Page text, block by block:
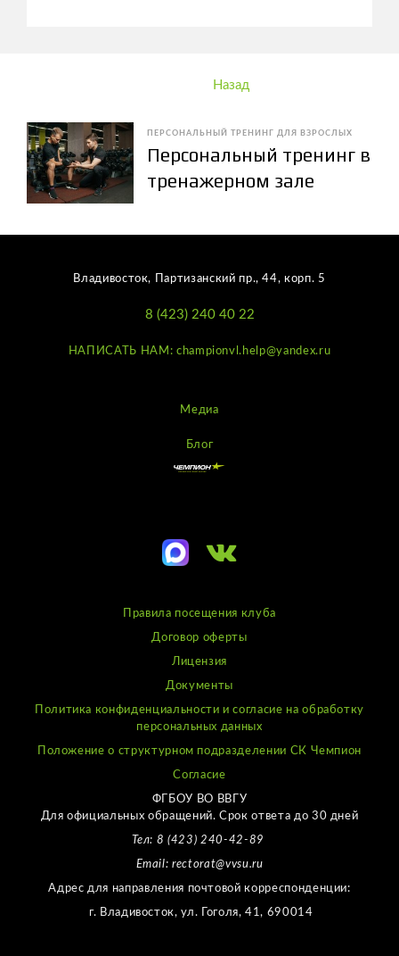
Назад
ПЕРСОНАЛЬНЫЙ ТРЕНИНГ ДЛЯ ВЗРОСЛЫХ
Персональный тренинг в
тренажерном зале
Владивосток, Партизанский пр., 44, корп. 5
8 (423) 240 40 22
НАПИСАТЬ НАМ: championvl.help@yandex.ru
Медиа
Блог
Правила посещения клуба
Договор оферты
Лицензия
Документы
Политика конфиденциальности и согласие на обработку
персональных данных
Положение о структурном подразделении СК Чемпион
Согласие
ФГБОУ ВО ВВГУ
Для официальных обращений. Срок ответа до 30 дней
Тел: 8 (423) 240-42-89
Email: rectorat@vvsu.ru
Адрес для направления почтовой корреспонденции:
г. Владивосток, ул. Гоголя, 41, 690014